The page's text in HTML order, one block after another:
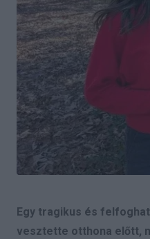
Egy tragikus és
vesztette otthona előtt,